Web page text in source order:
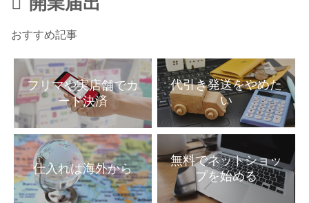
おすすめ記事
フリマや実店舗でカ
ード決済
代引き発送をやめた
い
仕入れは海外から
無料でネットショッ
プを始める